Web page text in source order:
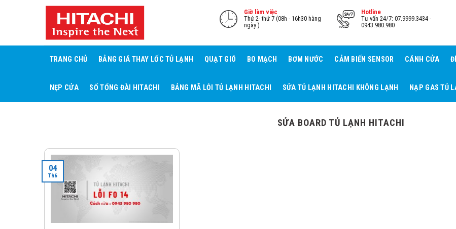
Giờ làm việc
Thứ 2- thứ 7 (08h - 16h30 hàng
ngày )
Hotline
Tư vấn 24/7: 07.9999.3434 -
0943.980.980
TRANG CHỦ BẢNG GIÁ THAY LỐC TỦ LẠNH QUẠT GIÓ BO MẠCH BƠM NƯỚC CẢM BIẾN SENSOR CÁNH CỬA
NẸP CỬA SỐ TỔNG ĐÀI HITACHI BẢNG MÃ LỖI TỦ LẠNH HITACHI SỬA TỦ LẠNH HITACHI KHÔNG LẠNH NẠP GAS TỦ
SỬA BOARD TỦ LẠNH HITACHI
04
Th6